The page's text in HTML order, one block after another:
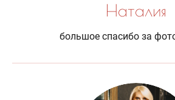
Наталия
большое спасибо за